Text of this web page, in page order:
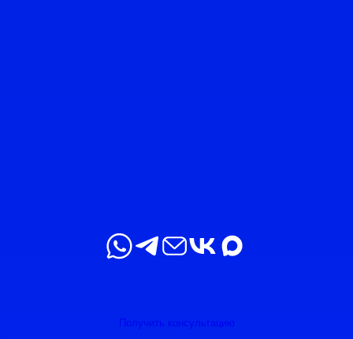
Получить консультацию